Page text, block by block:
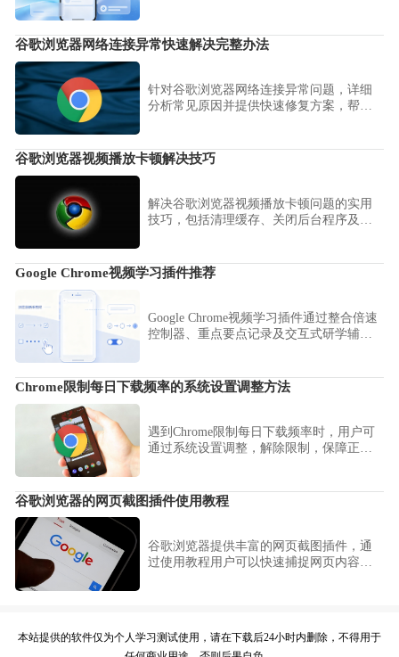
扰。
谷歌浏览器网络连接异常快速解决完整办法
针对谷歌浏览器网络连接异常问题，详细
分析常见原因并提供快速修复方案，帮助
谷歌浏览器视频播放卡顿解决技巧
解决谷歌浏览器视频播放卡顿问题的实用
技巧，包括清理缓存、关闭后台程序及更
Google Chrome视频学习插件推荐
Google Chrome视频学习插件通过整合倍速
控制器、重点要点记录及交互式研学辅
知识归档的闭环操作。
Chrome限制每日下载频率的系统设置调整方法
遇到Chrome限制每日下载频率时，用户可
通过系统设置调整，解除限制，保障正常
谷歌浏览器的网页截图插件使用教程
谷歌浏览器提供丰富的网页截图插件，通
过使用教程用户可以快速捕捉网页内容，
本站提供的软件仅为个人学习测试使用，请在下载后24小时内删除，不得用于